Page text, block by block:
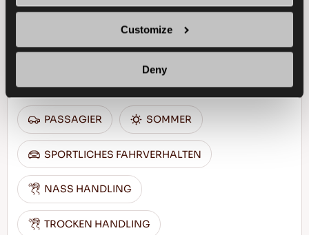
Customize
Deny
Fordern Sie die Straße heraus -
PASSAGIER SOMMER
SPORTLICHES FAHRVERHALTEN
NASS HANDLING
TROCKEN HANDLING